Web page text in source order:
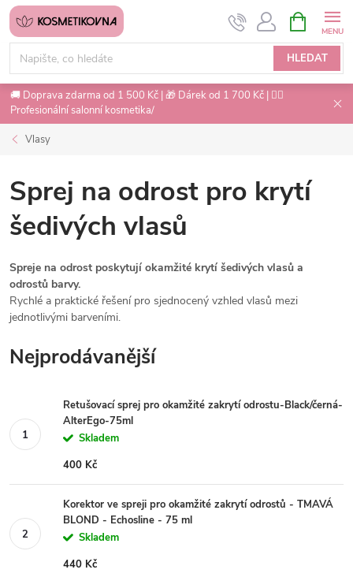
Přejít
obsah
HLEDAT
NÁKUPNÍ
KOŠÍK
🚚 Doprava zdarma od 1 500 Kč | 🎁 Dárek od 1 700 Kč | 💇‍♀️
Profesionální salonní kosmetika/
Vlasy
Sprej na odrost pro krytí
šedivých vlasů
Spreje na odrost poskytují okamžité krytí šedivých vlasů a
odrostů barvy.
Rychlé a praktické řešení pro sjednocený vzhled vlasů mezi
jednotlivými barveními.
Nejprodávanější
Retušovací sprej pro okamžité zakrytí odrostu-Black/černá-
AlterEgo-75ml
Skladem
400 Kč
Korektor ve spreji pro okamžité zakrytí odrostů - TMAVÁ
BLOND - Echosline - 75 ml
Skladem
440 Kč